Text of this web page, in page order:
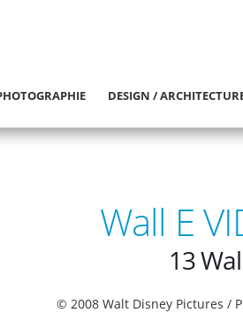
DESIGN /
Wall E
13
© 2008 Walt Disney Pictures /